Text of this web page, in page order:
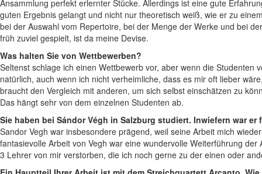
Ansammlung perfekt erlernter Stücke. Allerdings ist eine gute
guten Ergebnis gelangt und nicht nur theoretisch weiß, wie er zu
bei der Auswahl vom Repertoire, bei der Menge der Werke und bei
früh zuviel gespielt, ist da meine Devise.
Was halten Sie von Wettbewerben?
Seltenst schlage ich einen Wettbewerb vor, aber wenn die
natürlich, auch wenn ich nicht verheimliche, dass es mir oft lieber
braucht den Vergleich mit anderen, um sich selbst einschätzen zu
Das hängt sehr von dem einzelnen Studenten ab.
Sie haben bei Sándor Végh in Salzburg studiert. Inwiefern war er
Sandor Vegh war insbesondere prägend, weil seine Arbeit mich
fantasievolle Arbeit von Vegh war eine wundervolle Weiterführung
3 Lehrer von mir verstorben, die ich noch gerne zu der einen oder